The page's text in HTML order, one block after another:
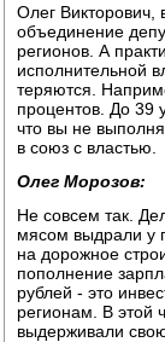
Олег Викторович,
объединение
регионов. А
исполнительной
теряются.
процентов. До 39
что вы не
в союз с властью.
Олег Морозов:
Не совсем так.
мясом выдрали у
на дорожное
пополнение
рублей - это
регионам. В этой
выдерживали